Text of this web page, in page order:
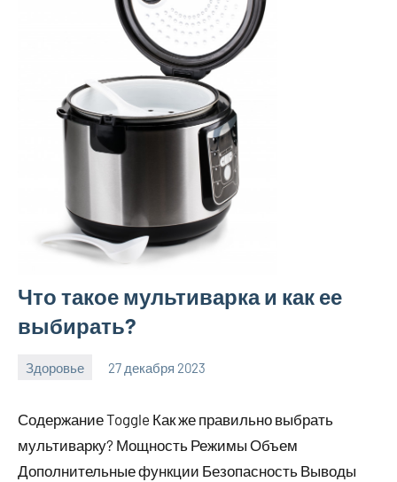
Что такое мультиварка и как ее
выбирать?
Здоровье 27 декабря 2023
hobby_v_ru
Нет
Содержание Toggle Как же правильно выбрать
мультиварку? Мощность Режимы Объем
Дополнительные функции Безопасность Выводы